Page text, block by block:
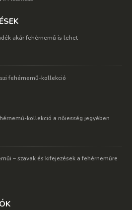
akár fehérnemű is lehet
fehérnemű-kollekció
kollekció a nőiesség jegyében
– szavak és kifejezések a fehérneműre